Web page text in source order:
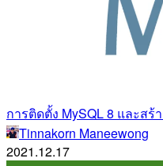
การติดตั้ง MySQL 8 และสร้
Tinnakorn Maneewong
2021.12.17